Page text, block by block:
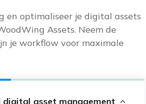
en optimaliseer je digital assets
Assets. Neem de
je workflow voor maximale
digital asset management